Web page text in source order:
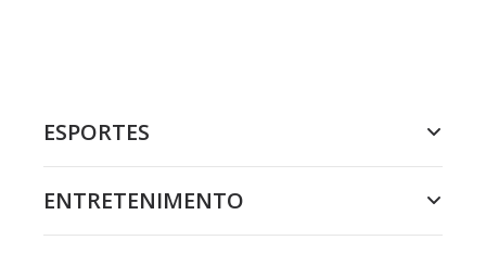
ESPORTES
ENTRETENIMENTO